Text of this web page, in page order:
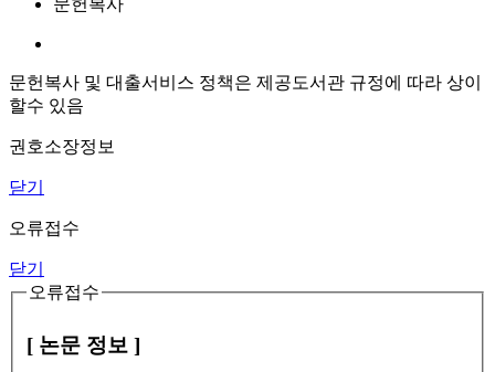
문헌복사 및 대출서비스 정책은 제공도서관 규정에 따라 상이
할수 있음
권호소장정보
닫기
오류접수
닫기
오류접수
[ 논문 정보 ]